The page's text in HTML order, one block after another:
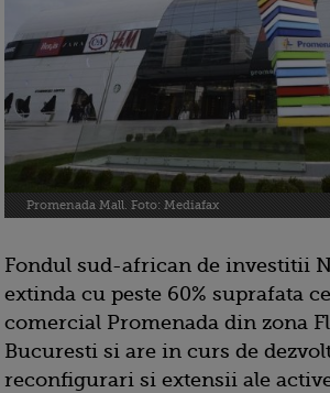
Promenada Mall. Foto: Mediafax
Fondul sud-african de investitii
extinda cu peste 60% suprafata
comercial Promenada din zona
Bucuresti si are in curs de
reconfigurari si extensii ale